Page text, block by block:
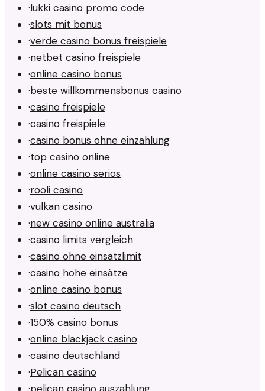
·lukki casino promo code
·slots mit bonus
·verde casino bonus freispiele
·netbet casino freispiele
·online casino bonus
·beste willkommensbonus casino
·casino freispiele
·casino freispiele
·casino bonus ohne einzahlung
·top casino online
·online casino seriös
·rooli casino
·vulkan casino
·new casino online australia
·casino limits vergleich
·casino ohne einsatzlimit
·casino hohe einsätze
·online casino bonus
·slot casino deutsch
·150% casino bonus
·online blackjack casino
·casino deutschland
·Pelican casino